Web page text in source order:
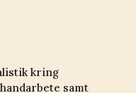
kring
samt